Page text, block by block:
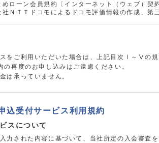
めローン会員規約〔インターネット（ウェブ）契
社ＮＴＴドコモによるドコモ評価情報の作成、第
スをご利用いただいた場合は、上記目次Ⅰ～Ⅴの
の再度のお申し込みはご遠慮ください。
は承っていません。
込受付サービス利用規約
スについて
力された内容に基づいて、当社所定の入会審査